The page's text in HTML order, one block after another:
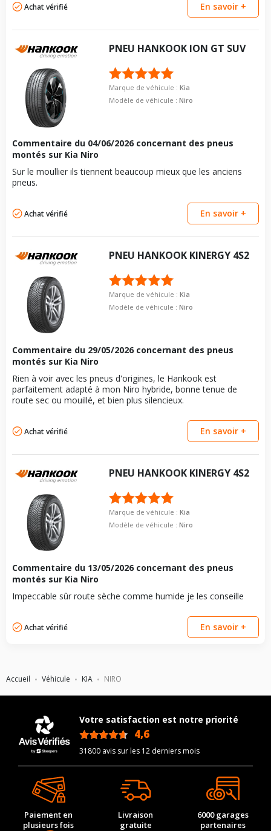
Accueil Véhicule KIA NIRO
Achat vérifié En savoir +
PNEU HANKOOK ION GT SUV
Marque de véhicule : Kia
Modèle de véhicule : Niro
Commentaire du 04/06/2026 concernant des pneus
montés sur Kia Niro
Sur le moullier ils tiennent beaucoup mieux que les anciens
pneus.
Achat vérifié En savoir +
PNEU HANKOOK KINERGY 4S2
Marque de véhicule : Kia
Modèle de véhicule : Niro
Commentaire du 29/05/2026 concernant des pneus
montés sur Kia Niro
Rien à voir avec les pneus d'origines, le Hankook est
parfaitement adapté à mon Niro hybride, bonne tenue de
route sec ou mouillé, et bien plus silencieux.
Achat vérifié En savoir +
PNEU HANKOOK KINERGY 4S2
Marque de véhicule : Kia
Modèle de véhicule : Niro
Commentaire du 13/05/2026 concernant des pneus
montés sur Kia Niro
Impeccable sûr route sèche comme humide je les conseille
Achat vérifié En savoir +
Votre satisfaction est notre priorité
4,6
31800 avis sur les 12 derniers mois
Paiement en
plusieurs fois
Livraison
gratuite
6000 garages
partenaires